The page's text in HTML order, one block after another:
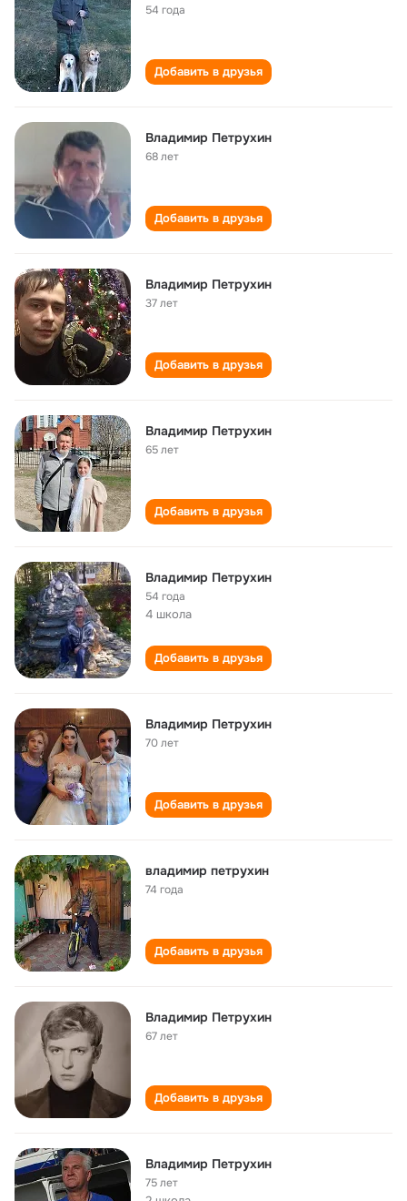
54 года
Добавить в друзья
Владимир Петрухин
68 лет
Добавить в друзья
Владимир Петрухин
37 лет
Добавить в друзья
Владимир Петрухин
65 лет
Добавить в друзья
Владимир Петрухин
54 года
4 школа
Добавить в друзья
Владимир Петрухин
70 лет
Добавить в друзья
владимир петрухин
74 года
Добавить в друзья
Владимир Петрухин
67 лет
Добавить в друзья
Владимир Петрухин
75 лет